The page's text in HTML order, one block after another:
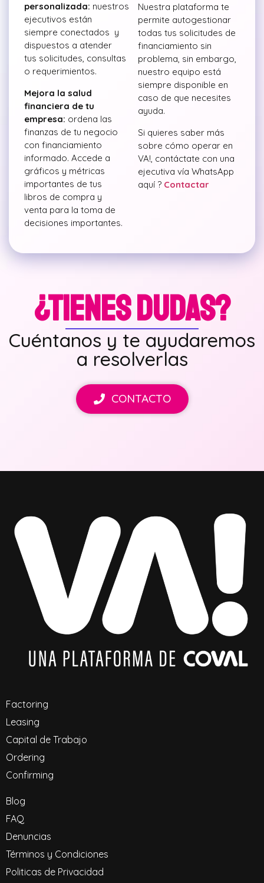
personalizada: nuestros
ejecutivos están
siempre conectados y
dispuestos a atender
tus solicitudes, consultas
o requerimientos.
Mejora la salud
financiera de tu
empresa: ordena las
finanzas de tu negocio
con financiamiento
informado. Accede a
gráficos y métricas
importantes de tus
libros de compra y
venta para la toma de
decisiones importantes.
Nuestra plataforma te
permite autogestionar
todas tus solicitudes de
financiamiento sin
problema, sin embargo,
nuestro equipo está
siempre disponible en
caso de que necesites
ayuda.
Si quieres saber más
sobre cómo operar en
VA!, contáctate con una
ejecutiva vía WhatsApp
aquí ? Contactar
¿TIENES DUDAS?
Cuéntanos y te ayudaremos
a resolverlas
CONTACTO
Factoring
Leasing
Capital de Trabajo
Ordering
Confirming
Blog
FAQ
Denuncias
Términos y Condiciones
Politicas de Privacidad